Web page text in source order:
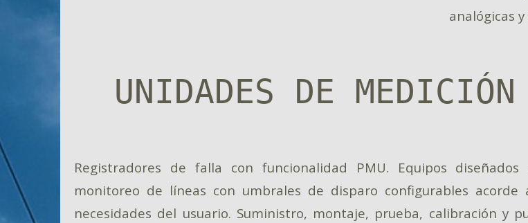
analógicas
UNIDADES DE
Registradores de falla con funcionalidad PMU. Equipos diseñados
monitoreo de líneas con umbrales de disparo configurables acorde
necesidades del usuario. Suministro, montaje, prueba, calibración y